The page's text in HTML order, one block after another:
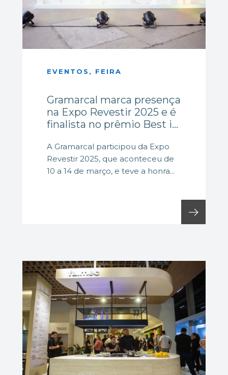
EVENTOS, FEIRA
Gramarcal marca presença
na Expo Revestir 2025 e é
finalista no prêmio Best in
A Gramarcal participou da Expo
Revestir 2025, que aconteceu de
10 a 14 de março, e teve a honra...
arrow_right_alt